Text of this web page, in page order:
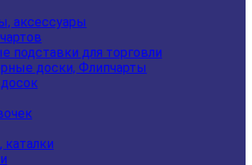
аксессуары
подставки для торговли
доски, Флипчарты